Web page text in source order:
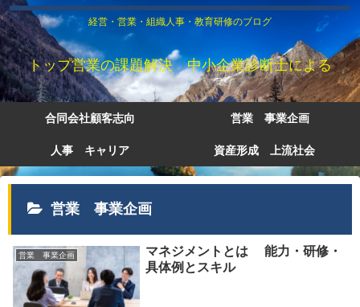
経営・営業・組織人事・教育研修のブログ
トップ営業の課題解決 中小企業診断士による
合同会社顧客志向 営業 事業企画
人事 キャリア 資産形成 上流社会
営業 事業企画
営業 事業企画
マネジメントとは 能力・研修・
具体例とスキル